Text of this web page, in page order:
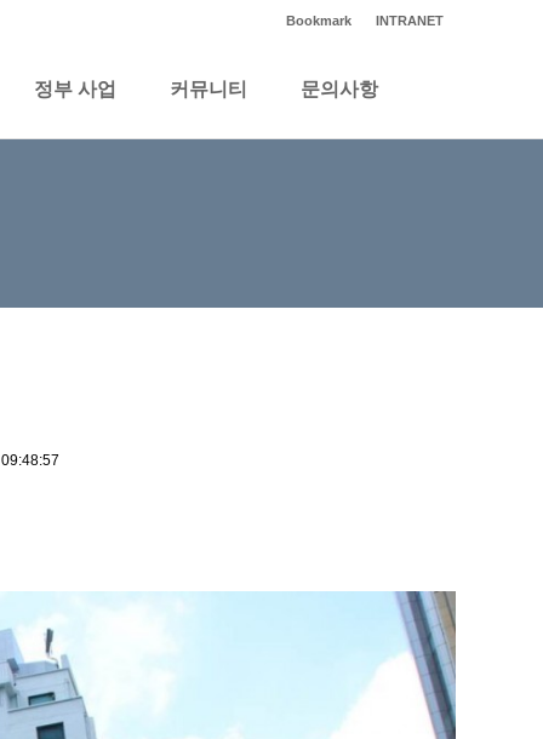
INTRANET
Bookmark
정부 사업 커뮤니티 문의사항